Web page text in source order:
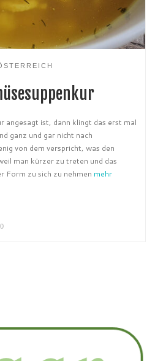
angesagt ist, dann klingt das erst mal
ganz und gar nicht nach
von dem verspricht, was den
man kürzer zu treten und das
Form zu sich zu nehmen mehr